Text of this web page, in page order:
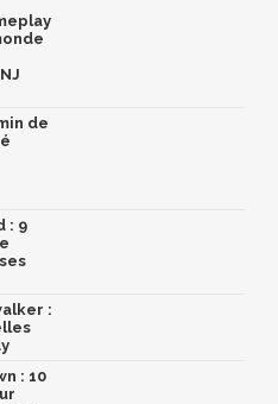
de
: 9
:
: 10